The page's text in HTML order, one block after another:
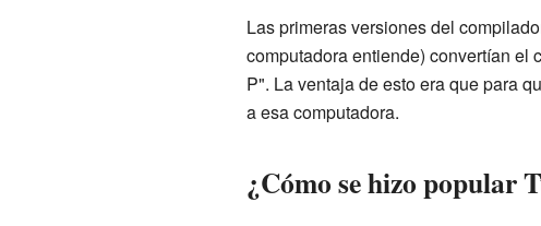
Las primeras versiones del
computadora entiende) convertían el
P". La ventaja de esto era que para
a esa computadora.
¿Cómo se hizo popular